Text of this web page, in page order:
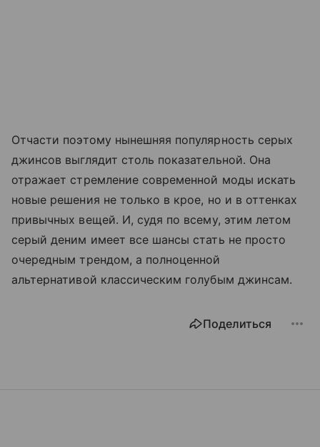
Отчасти поэтому нынешняя популярность серых
джинсов выглядит столь показательной. Она
отражает стремление современной моды искать
новые решения не только в крое, но и в оттенках
привычных вещей. И, судя по всему, этим летом
серый деним имеет все шансы стать не просто
очередным трендом, а полноценной
альтернативой классическим голубым джинсам.
Поделиться